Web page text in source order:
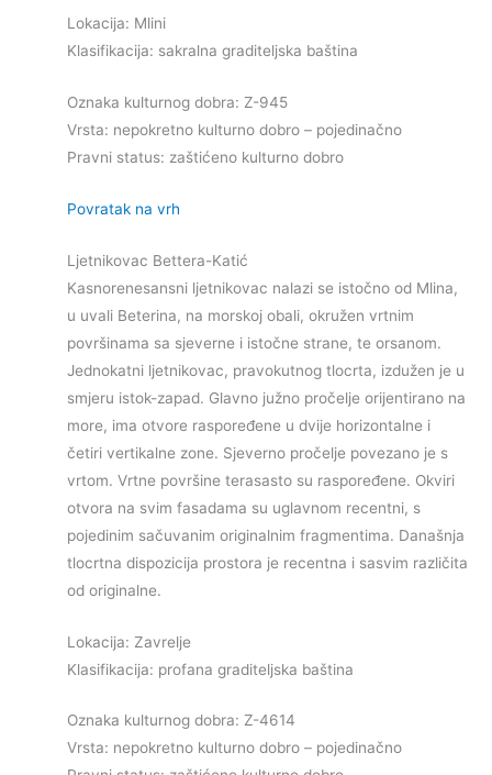
Lokacija: Mlini
Klasifikacija: sakralna graditeljska baština
Oznaka kulturnog dobra: Z-945
Vrsta: nepokretno kulturno dobro – pojedinačno
Pravni status: zaštićeno kulturno dobro
Povratak na vrh
Ljetnikovac Bettera-Katić
Kasnorenesansni ljetnikovac nalazi se istočno od Mlina,
u uvali Beterina, na morskoj obali, okružen vrtnim
površinama sa sjeverne i istočne strane, te orsanom.
Jednokatni ljetnikovac, pravokutnog tlocrta, izdužen je u
smjeru istok-zapad. Glavno južno pročelje orijentirano na
more, ima otvore raspoređene u dvije horizontalne i
četiri vertikalne zone. Sjeverno pročelje povezano je s
vrtom. Vrtne površine terasasto su raspoređene. Okviri
otvora na svim fasadama su uglavnom recentni, s
pojedinim sačuvanim originalnim fragmentima. Današnja
tlocrtna dispozicija prostora je recentna i sasvim različita
od originalne.
Lokacija: Zavrelje
Klasifikacija: profana graditeljska baština
Oznaka kulturnog dobra: Z-4614
Vrsta: nepokretno kulturno dobro – pojedinačno